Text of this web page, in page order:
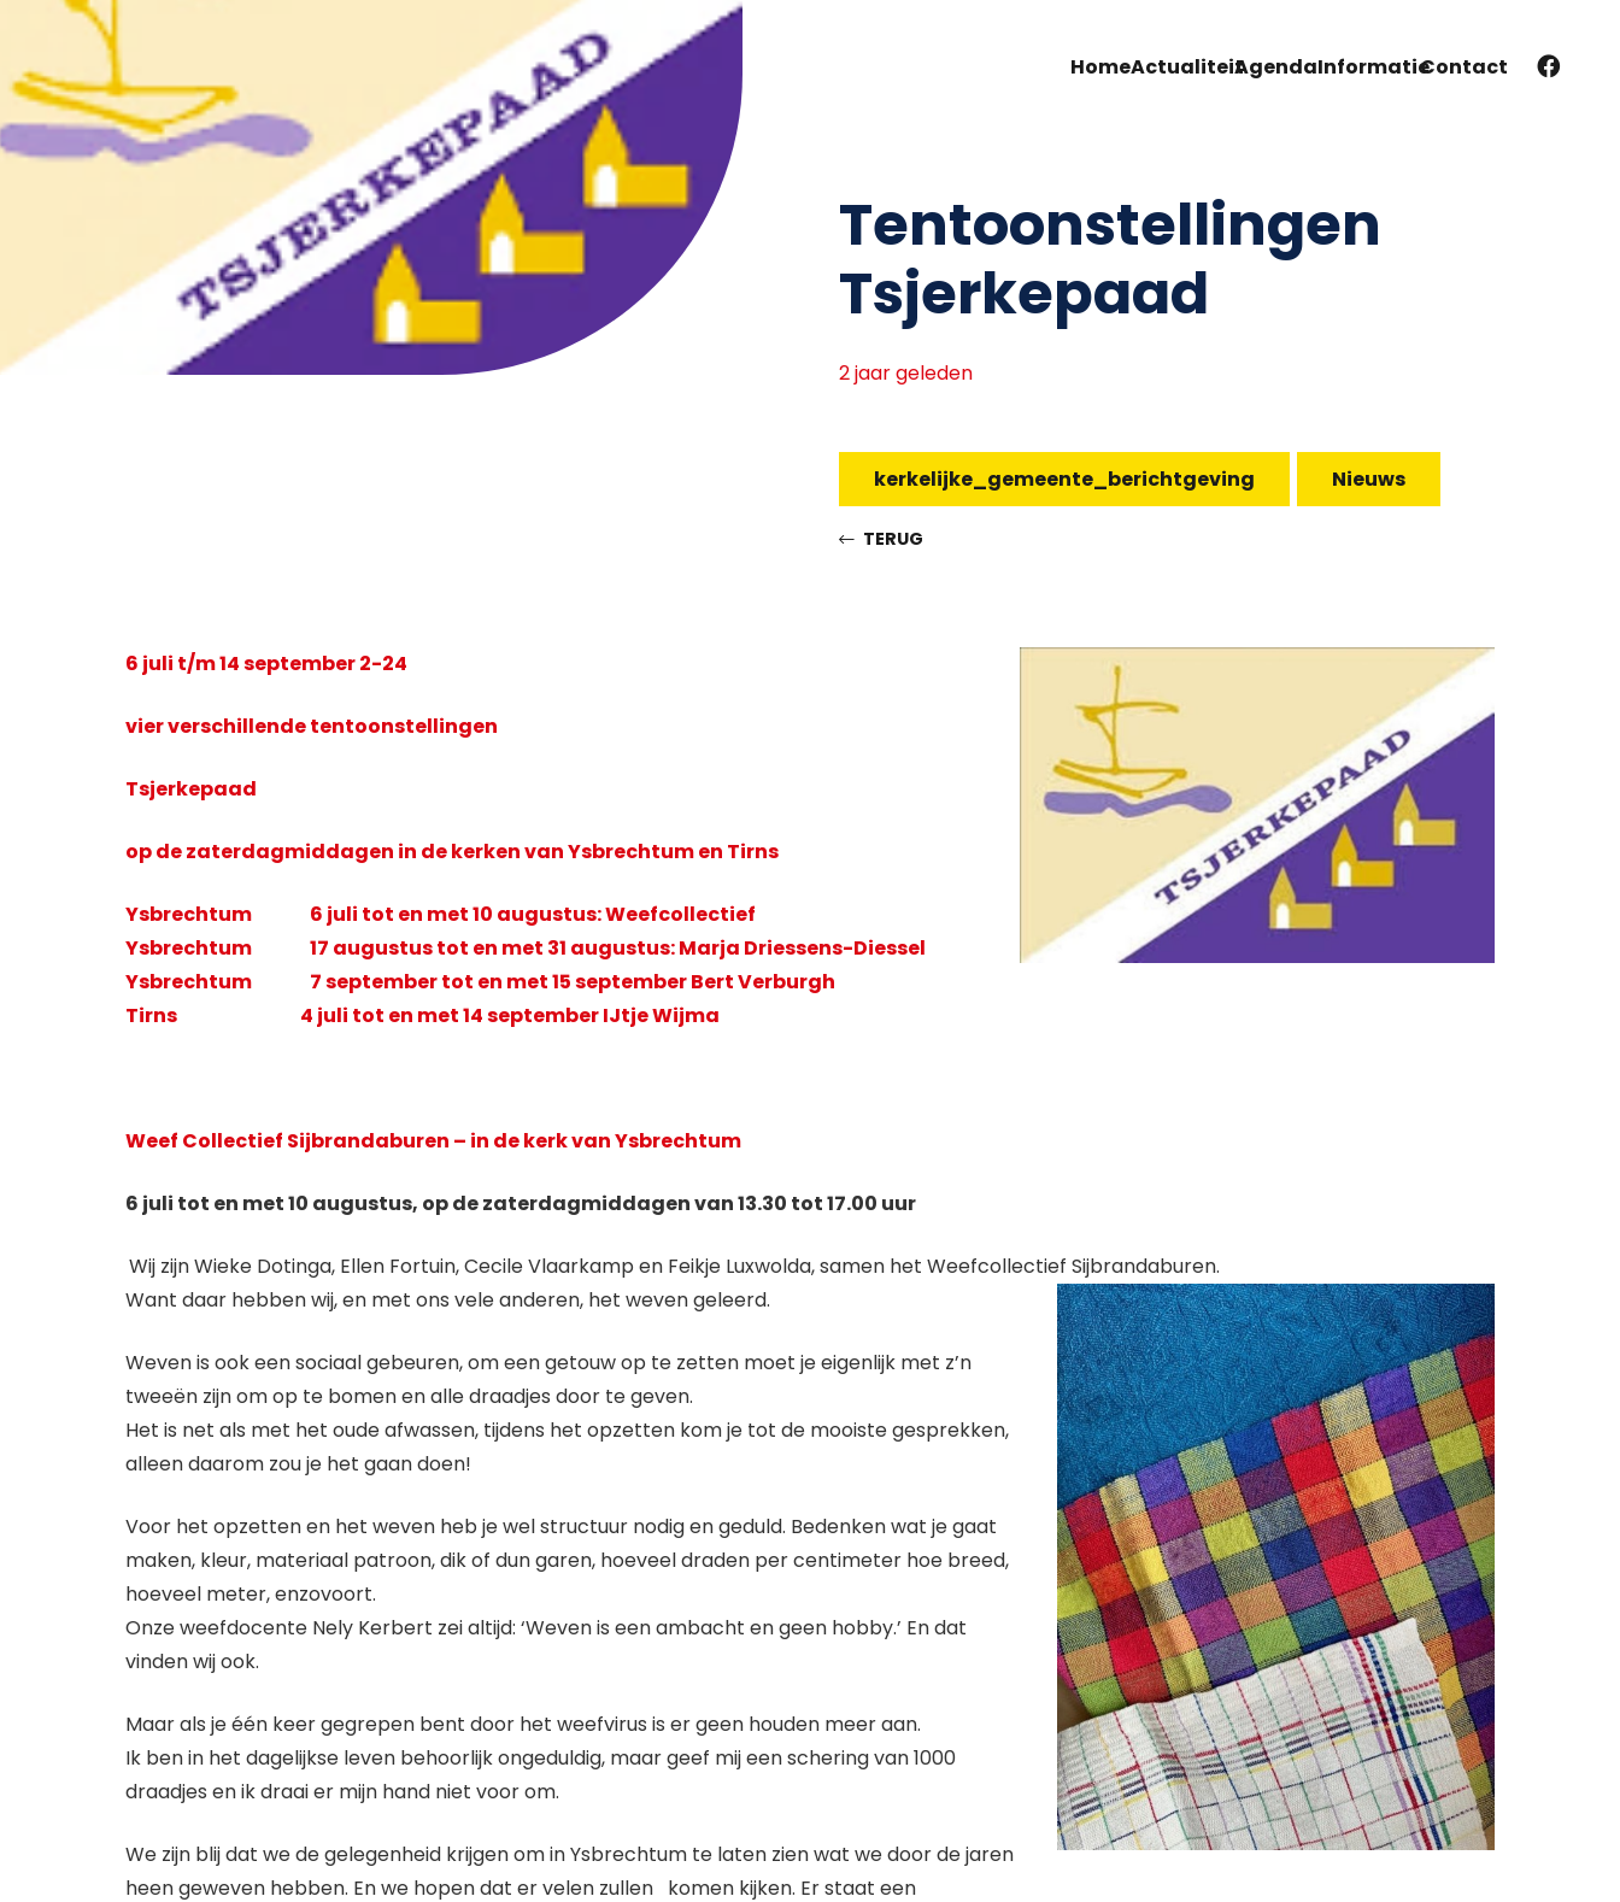
HomeActualiteitAgendaInformatieContact
Tentoonstellingen
Tsjerkepaad
2 jaar geleden
kerkelijke_gemeente_berichtgeving Nieuws
TERUG
6 juli t/m 14 september 2-24
vier verschillende tentoonstellingen
Tsjerkepaad
op de zaterdagmiddagen in de kerken van Ysbrechtum en Tirns
Ysbrechtum 6 juli tot en met 10 augustus: Weefcollectief
Ysbrechtum 17 augustus tot en met 31 augustus:Marja Driessens-Diessel
Ysbrechtum 7 september tot en met 15 september Bert Verburgh
Tirns 4 juli tot en met 14 september IJtje Wijma
Weef Collectief Sijbrandaburen – in de kerk van Ysbrechtum
6 juli tot en met 10 augustus, op de zaterdagmiddagen van 13.30 tot 17.00 uur
Wij zijn Wieke Dotinga, Ellen Fortuin, Cecile Vlaarkamp en Feikje Luxwolda, samen het Weefcollectief Sijbrandaburen.
Want daar hebben wij, en met ons vele anderen, het weven geleerd.
Weven is ook een sociaal gebeuren, om een getouw op te zetten moet je eigenlijk met z’n
tweeën zijn om op te bomen en alle draadjes door te geven.
Het is net als met het oude afwassen, tijdens het opzetten kom je tot de mooiste gesprekken,
alleen daarom zou je het gaan doen!
Voor het opzetten en het weven heb je wel structuur nodig en geduld. Bedenken wat je gaat
maken, kleur, materiaal patroon, dik of dun garen, hoeveel draden per centimeter hoe breed,
hoeveel meter, enzovoort.
Onze weefdocente Nely Kerbert zei altijd: ‘Weven is een ambacht en geen hobby.’ En dat
vinden wij ook.
Maar als je één keer gegrepen bent door het weefvirus is er geen houden meer aan.
Ik ben in het dagelijkse leven behoorlijk ongeduldig, maar geef mij een schering van 1000
draadjes en ik draai er mijn hand niet voor om.
We zijn blij dat we de gelegenheid krijgen om in Ysbrechtum te laten zien wat we door de jaren
heen geweven hebben. En we hopen dat er velen zullen komen kijken. Er staat een